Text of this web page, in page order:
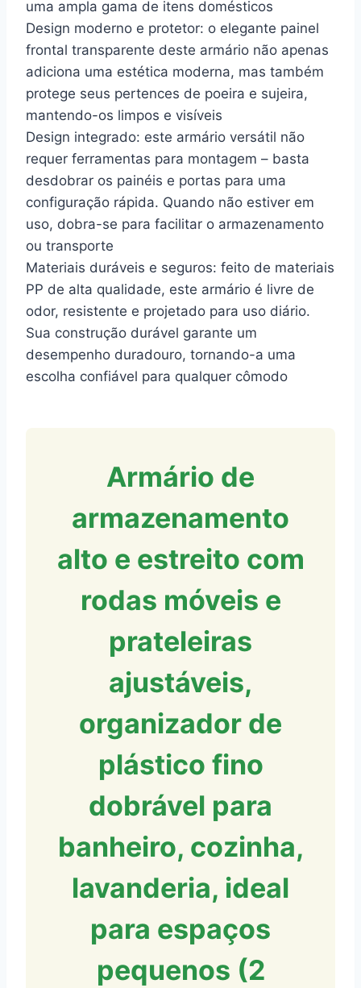
uma ampla gama de itens domésticos
Design moderno e protetor: o elegante painel
frontal transparente deste armário não apenas
adiciona uma estética moderna, mas também
protege seus pertences de poeira e sujeira,
mantendo-os limpos e visíveis
Design integrado: este armário versátil não
requer ferramentas para montagem – basta
desdobrar os painéis e portas para uma
configuração rápida. Quando não estiver em
uso, dobra-se para facilitar o armazenamento
ou transporte
Materiais duráveis e seguros: feito de materiais
PP de alta qualidade, este armário é livre de
odor, resistente e projetado para uso diário.
Sua construção durável garante um
desempenho duradouro, tornando-a uma
escolha confiável para qualquer cômodo
Armário de
armazenamento
alto e estreito com
rodas móveis e
prateleiras
ajustáveis,
organizador de
plástico fino
dobrável para
banheiro, cozinha,
lavanderia, ideal
para espaços
pequenos (2